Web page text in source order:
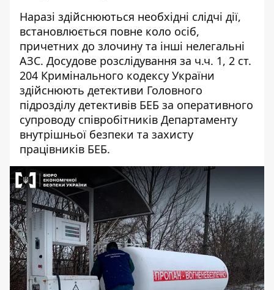
Наразі здійснюються необхідні слідчі дії,
встановлюється повне коло осіб,
причетних до злочину та інші нелегальні
АЗС. Досудове розслідування за ч.ч. 1, 2 ст.
204 Кримінального кодексу України
здійснюють детективи Головного
підрозділу детективів БЕБ за оперативного
супроводу співробітників Департаменту
внутрішньої безпеки та захисту
працівників БЕБ.